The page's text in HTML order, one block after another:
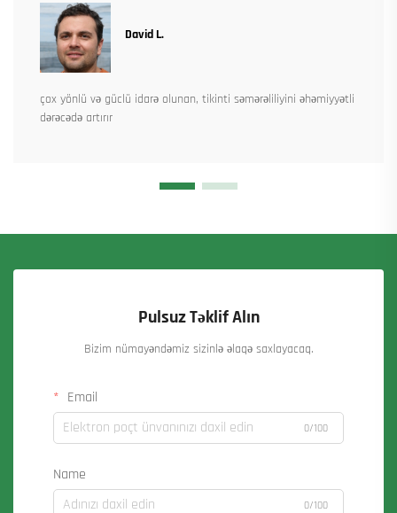
David L.
çox yönlü və güclü idarə olunan, tikinti səmərəliliyini əhəmiyyətli
dərəcədə artırır
Pulsuz Təklif Alın
Bizim nümayəndəmiz sizinlə əlaqə saxlayacaq.
Email
0/100
Name
0/100